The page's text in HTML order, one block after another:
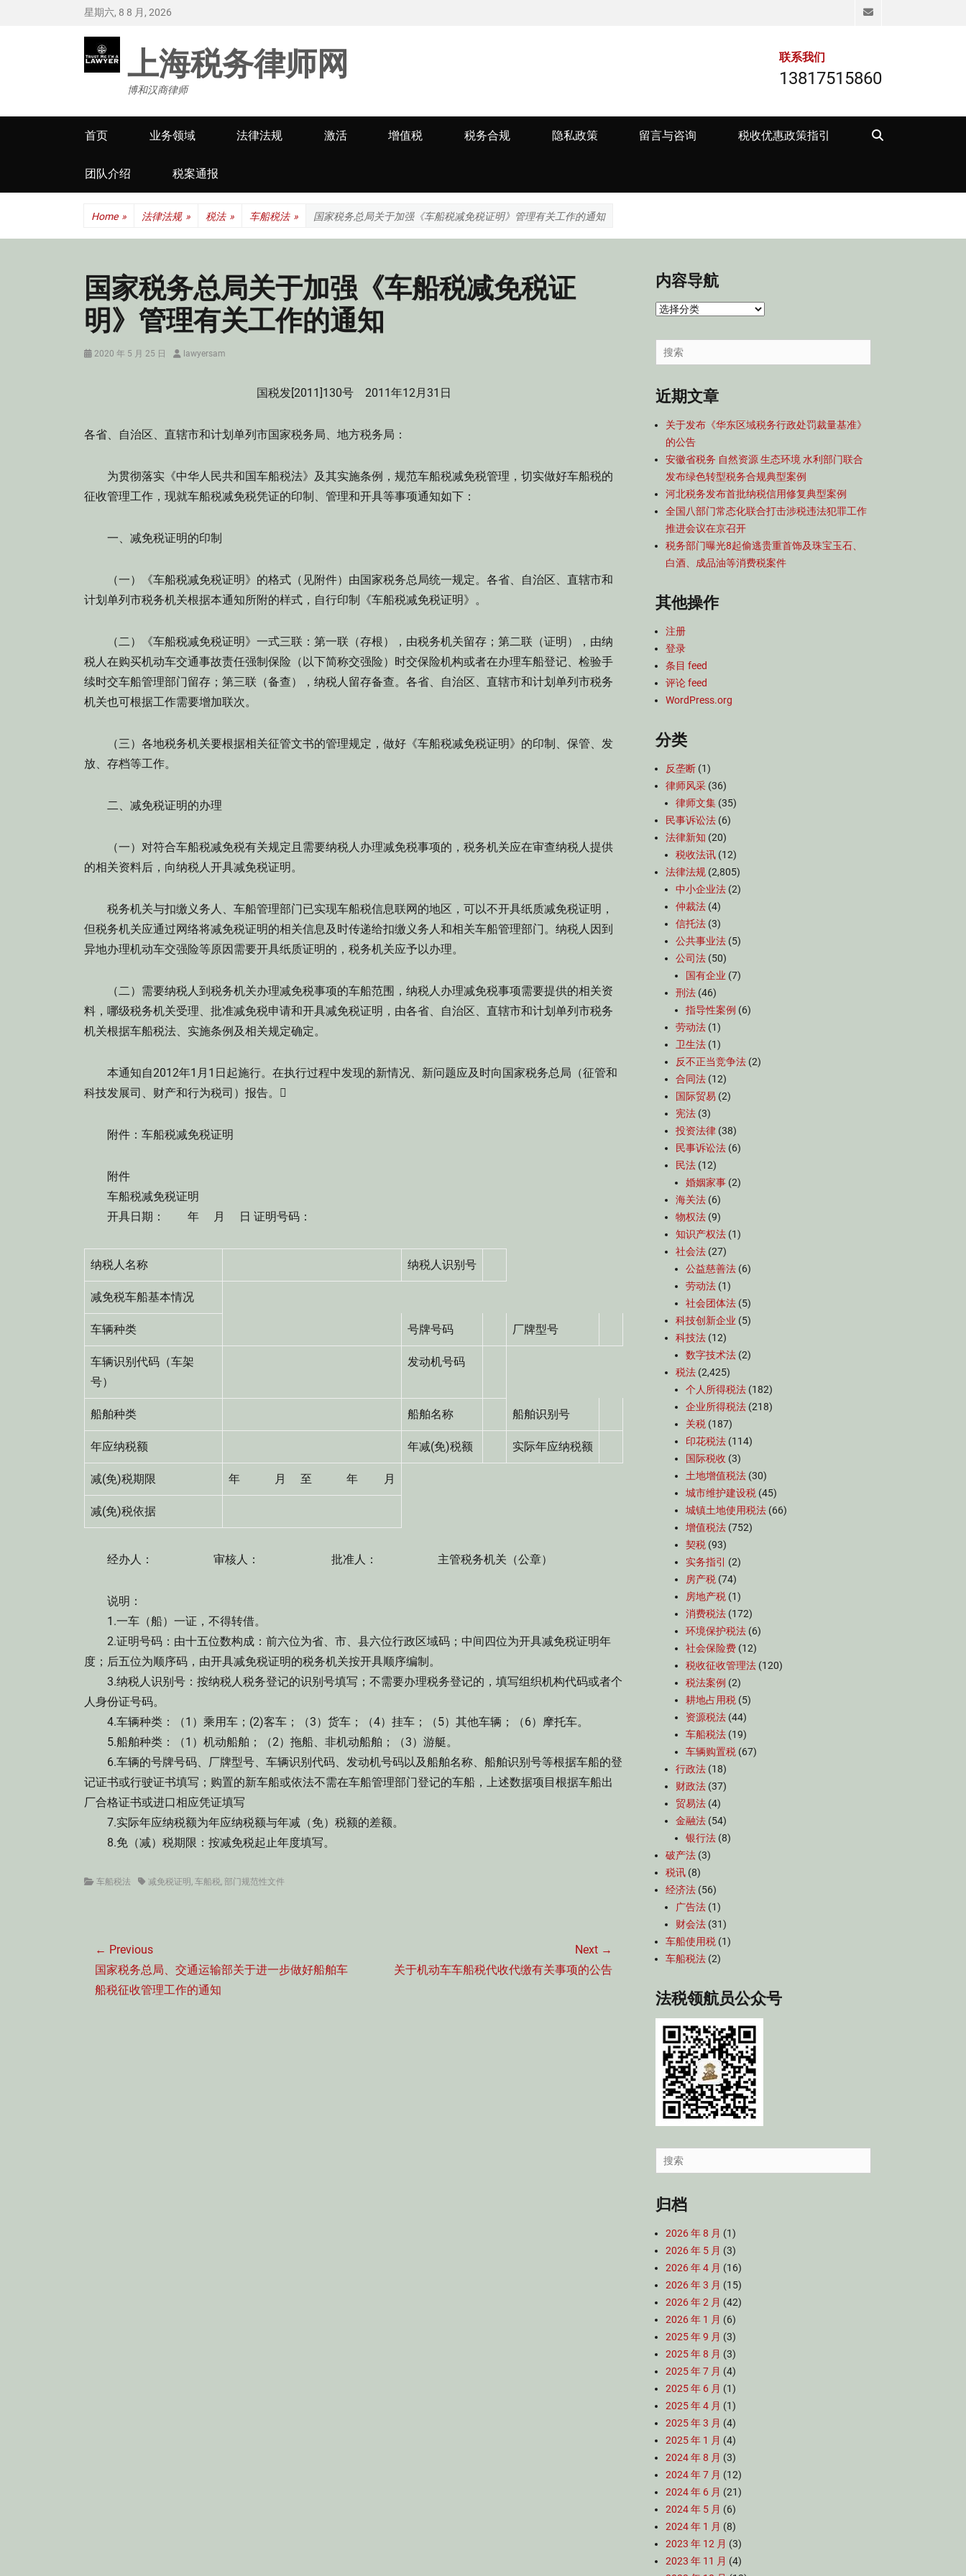
星期六, 8 8 月, 2026 Email
上海税务律师网
博和汉商律师
联系我们
13817515860
Primary
menu
首页 业务领域 法律法规 激活 增值税 税务合规 隐私政策 留言与咨询 税收优惠政策指引
团队介绍 税案通报
Home » 法律法规 » 税法 » 车船税法 » 国家税务总局关于加强《车船税减免税证明》管理有关工作的通知
国家税务总局关于加强《车船税减免税证
明》管理有关工作的通知
Posted
2020 年 5 月 25 日 Authorlawyersam
国税发[2011]130号 2011年12月31日
各省、自治区、直辖市和计划单列市国家税务局、地方税务局：
为贯彻落实《中华人民共和国车船税法》及其实施条例，规范车船税减免税管理，切实做好车船税的
征收管理工作，现就车船税减免税凭证的印制、管理和开具等事项通知如下：
一、减免税证明的印制
（一）《车船税减免税证明》的格式（见附件）由国家税务总局统一规定。各省、自治区、直辖市和
计划单列市税务机关根据本通知所附的样式，自行印制《车船税减免税证明》。
（二）《车船税减免税证明》一式三联：第一联（存根），由税务机关留存；第二联（证明），由纳
税人在购买机动车交通事故责任强制保险（以下简称交强险）时交保险机构或者在办理车船登记、检验手
续时交车船管理部门留存；第三联（备查），纳税人留存备查。各省、自治区、直辖市和计划单列市税务
机关也可根据工作需要增加联次。
（三）各地税务机关要根据相关征管文书的管理规定，做好《车船税减免税证明》的印制、保管、发
放、存档等工作。
二、减免税证明的办理
（一）对符合车船税减免税有关规定且需要纳税人办理减免税事项的，税务机关应在审查纳税人提供
的相关资料后，向纳税人开具减免税证明。
税务机关与扣缴义务人、车船管理部门已实现车船税信息联网的地区，可以不开具纸质减免税证明，
但税务机关应通过网络将减免税证明的相关信息及时传递给扣缴义务人和相关车船管理部门。纳税人因到
异地办理机动车交强险等原因需要开具纸质证明的，税务机关应予以办理。
（二）需要纳税人到税务机关办理减免税事项的车船范围，纳税人办理减免税事项需要提供的相关资
料，哪级税务机关受理、批准减免税申请和开具减免税证明，由各省、自治区、直辖市和计划单列市税务
机关根据车船税法、实施条例及相关规定确定。
本通知自2012年1月1日起施行。在执行过程中发现的新情况、新问题应及时向国家税务总局（征管和
科技发展司、财产和行为税司）报告。
附件：车船税减免税证明
附件
车船税减免税证明
开具日期： 年 月 日 证明号码：
纳税人名称 纳税人识别号
减免税车船基本情况
车辆种类 号牌号码 厂牌型号
车辆识别代码（车架
号）
发动机号码
船舶种类 船舶名称 船舶识别号
年应纳税额 年减(免)税额 实际年应纳税额
减(免)税期限 年 月 至 年 月
减(免)税依据
经办人： 审核人： 批准人： 主管税务机关（公章）
说明：
1.一车（船）一证，不得转借。
2.证明号码：由十五位数构成：前六位为省、市、县六位行政区域码；中间四位为开具减免税证明年
度；后五位为顺序码，由开具减免税证明的税务机关按开具顺序编制。
3.纳税人识别号：按纳税人税务登记的识别号填写；不需要办理税务登记的，填写组织机构代码或者个
人身份证号码。
4.车辆种类：（1）乘用车；(2)客车；（3）货车；（4）挂车；（5）其他车辆；（6）摩托车。
5.船舶种类：（1）机动船舶；（2）拖船、非机动船舶；（3）游艇。
6.车辆的号牌号码、厂牌型号、车辆识别代码、发动机号码以及船舶名称、船舶识别号等根据车船的登
记证书或行驶证书填写；购置的新车船或依法不需在车船管理部门登记的车船，上述数据项目根据车船出
厂合格证书或进口相应凭证填写
7.实际年应纳税额为年应纳税额与年减（免）税额的差额。
8.免（减）税期限：按减免税起止年度填写。
Categories
车船税法 Tags减免税证明 , 车船税, 部门规范性文件
章
导
航
← Previous
Previous
post:
国家税务总局、交通运输部关于进一步做好船舶车
船税征收管理工作的通知
Next →
关于机动车车船税代收代缴有关事项的公告
内容导航
内
导
航
Search
for:
近期文章
关于发布《华东区域税务行政处罚裁量基准》
的公告
安徽省税务 自然资源 生态环境 水利部门联合
发布绿色转型税务合规典型案例
河北税务发布首批纳税信用修复典型案例
全国八部门常态化联合打击涉税违法犯罪工作
推进会议在京召开
税务部门曝光8起偷逃贵重首饰及珠宝玉石、
白酒、成品油等消费税案件
其他操作
注册
登录
条目 feed
评论 feed
WordPress.org
分类
反垄断 (1)
律师风采 (36)
律师文集 (35)
民事诉讼法 (6)
法律新知 (20)
税收法讯 (12)
法律法规 (2,805)
中小企业法 (2)
仲裁法 (4)
信托法 (3)
公共事业法 (5)
公司法 (50)
国有企业 (7)
刑法 (46)
指导性案例 (6)
劳动法 (1)
卫生法 (1)
反不正当竞争法 (2)
合同法 (12)
国际贸易 (2)
宪法 (3)
投资法律 (38)
民事诉讼法 (6)
民法 (12)
婚姻家事 (2)
海关法 (6)
物权法 (9)
知识产权法 (1)
社会法 (27)
公益慈善法 (6)
劳动法 (1)
社会团体法 (5)
科技创新企业 (5)
科技法 (12)
数字技术法 (2)
税法 (2,425)
个人所得税法 (182)
企业所得税法 (218)
关税 (187)
印花税法 (114)
国际税收 (3)
土地增值税法 (30)
城市维护建设税 (45)
城镇土地使用税法 (66)
增值税法 (752)
契税 (93)
实务指引
(2)
房产税 (74)
房地产税 (1)
消费税法 (172)
环境保护税法 (6)
社会保险费 (12)
税收征收管理法 (120)
税法案例 (2)
耕地占用税 (5)
资源税法 (44)
车船税法 (19)
车辆购置税 (67)
行政法 (18)
财政法 (37)
贸易法 (4)
金融法 (54)
银行法 (8)
破产法 (3)
税讯 (8)
经济法 (56)
广告法 (1)
财会法 (31)
车船使用税 (1)
车船税法 (2)
法税领航员公众号
Search
for:
归档
2026 年 8 月 (1)
2026 年 5 月 (3)
2026 年 4 月 (16)
2026 年 3 月 (15)
2026 年 2 月 (42)
2026 年 1 月 (6)
2025 年 9 月 (3)
2025 年 8 月 (3)
2025 年 7 月 (4)
2025 年 6 月 (1)
2025 年 4 月 (1)
2025 年 3 月 (4)
2025 年 1 月 (4)
2024 年 8 月 (3)
2024 年 7 月 (12)
2024 年 6 月 (21)
2024 年 5 月 (6)
2024 年 1 月 (8)
2023 年 12 月 (3)
2023 年 11 月 (4)